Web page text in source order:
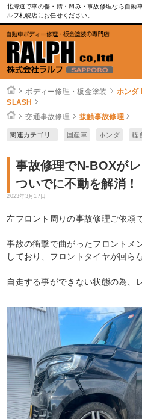
北海道で車の傷・錆・凹み・事故修理なら自動
ルフ札幌店にお任せください。
ボディー修理・板金塗装
ホンダ
SLASH
交通事故修理
接触事故修理
関連カテゴリ : 国産車 ホンダ 軽
事故修理でN-BOXが
ついでに不動を解消！
2023年3月17日
左フロント周りの事故修理ご依頼
事故の衝撃で曲がったフロントメ
しており、フロントタイヤが回ら
自走する事ができない状態の為、